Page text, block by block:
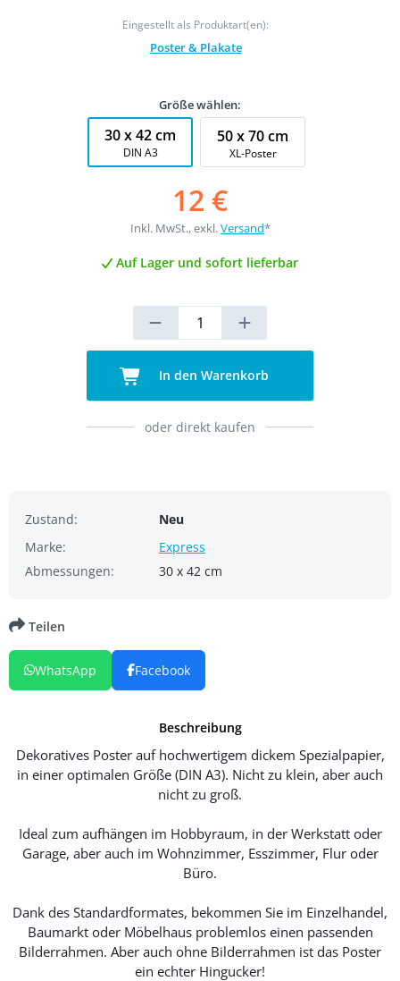
Eingestellt als Produktart(en):
Poster & Plakate
Größe wählen:
30 x 42 cm
DIN A3
50 x 70 cm
XL-Poster
12 €
Inkl. MwSt., exkl.Versand*
Auf Lager und sofort lieferbar
In den Warenkorb
oder direkt kaufen
Zustand:
Neu
Marke:
Express
Abmessungen:
30 x 42 cm
Beschreibung
Dekoratives Poster auf hochwertigem dickem Spezialpapier,
in einer optimalen Größe (DIN A3). Nicht zu klein, aber auch
nicht zu groß.
Ideal zum aufhängen im Hobbyraum, in der Werkstatt oder
Garage, aber auch im Wohnzimmer, Esszimmer, Flur oder
Büro.
Dank des Standardformates, bekommen Sie im Einzelhandel,
Baumarkt oder Möbelhaus problemlos einen passenden
Bilderrahmen. Aber auch ohne Bilderrahmen ist das Poster
ein echter Hingucker!
Teilen
WhatsApp Facebook